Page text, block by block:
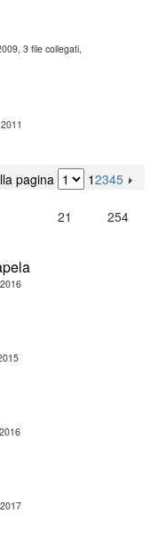
3 file collegati,
pagina 12345
21 254